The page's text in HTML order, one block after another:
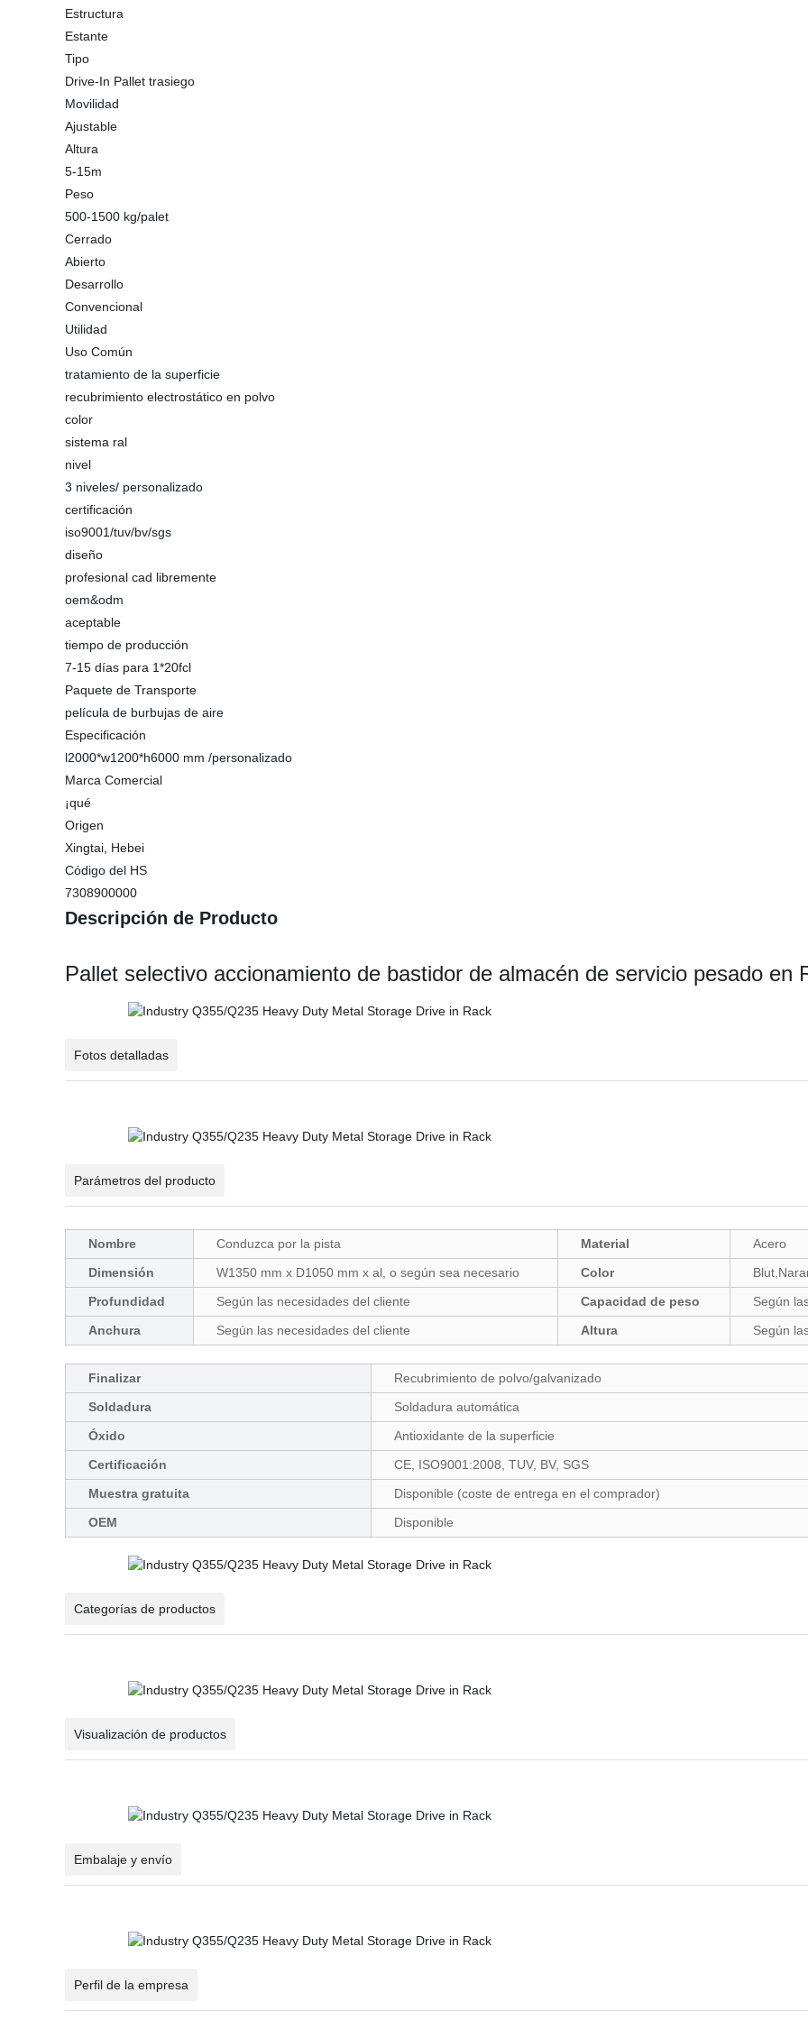
Estructura
Estante
Tipo
Drive-In Pallet trasiego
Movilidad
Ajustable
Altura
5-15m
Peso
500-1500 kg/palet
Cerrado
Abierto
Desarrollo
Convencional
Utilidad
Uso Común
tratamiento de la superficie
recubrimiento electrostático en polvo
color
sistema ral
nivel
3 niveles/ personalizado
certificación
iso9001/tuv/bv/sgs
diseño
profesional cad libremente
oem&odm
aceptable
tiempo de producción
7-15 días para 1*20fcl
Paquete de Transporte
película de burbujas de aire
Especificación
l2000*w1200*h6000 mm /personalizado
Marca Comercial
¡qué
Origen
Xingtai, Hebei
Código del HS
7308900000
Descripción de Producto
Pallet selectivo accionamiento de bastidor de almacén de servicio pesado en
Fotos detalladas
Parámetros del producto
Nombre Conduzca por la pista Material
Acero
Dimensión
W1350 mm x D1050 mm x al, o según sea necesario Color
Profundidad
Según las necesidades del cliente Capacidad de peso
Según
Anchura
Según las necesidades del cliente Altura Según
Finalizar
Recubrimiento de polvo/galvanizado
Soldadura
Soldadura automática
Óxido
Antioxidante de la superficie
Certificación
CE, ISO9001:2008, TUV, BV, SGS
Muestra gratuita
Disponible (coste de entrega en el comprador)
OEM
Disponible
Categorías de productos
Visualización de productos
Embalaje y envío
Perfil de la empresa